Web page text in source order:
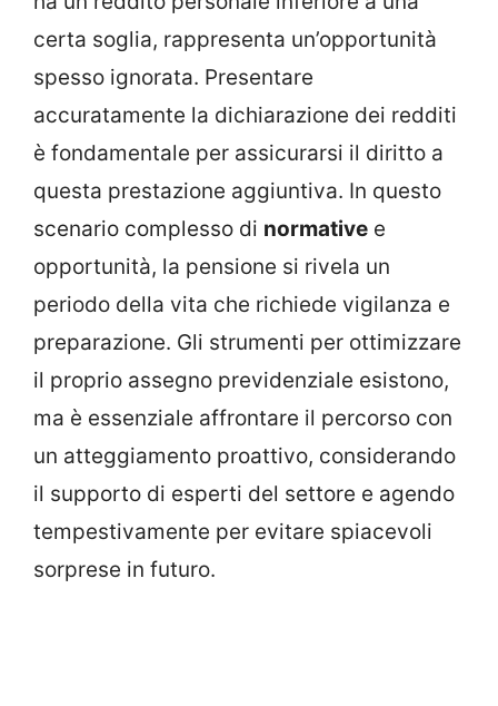
certa soglia, rappresenta un’opportunità
spesso ignorata. Presentare
accuratamente la dichiarazione dei redditi
è fondamentale per assicurarsi il diritto a
questa prestazione aggiuntiva. In questo
scenario complesso di normative e
opportunità, la pensione si rivela un
periodo della vita che richiede vigilanza e
preparazione. Gli strumenti per ottimizzare
il proprio assegno previdenziale esistono,
ma è essenziale affrontare il percorso con
un atteggiamento proattivo, considerando
il supporto di esperti del settore e agendo
tempestivamente per evitare spiacevoli
sorprese in futuro.